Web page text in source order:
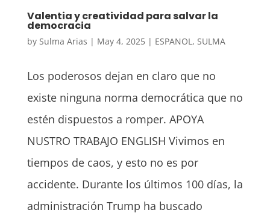
Valentia y creatividad para salvar la
democracia
by Sulma Arias | May 4, 2025| ESPANOL, SULMA
Los poderosos dejan en claro que no
existe ninguna norma democrática que no
estén dispuestos a romper. APOYA
NUSTRO TRABAJO ENGLISH Vivimos en
tiempos de caos, y esto no es por
accidente. Durante los últimos 100 días, la
administración Trump ha buscado